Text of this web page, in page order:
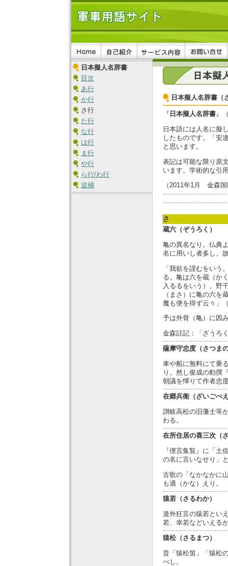
日本擬人名辞書
目次
あ行
か行
さ行
た行
な行
は行
ま行
や行
ら行/わ行
追補
日本擬人名辞書（
『 日本擬人名辞書』
日本語には人名に擬
したものです。「安
と思います。
表記は可能な限り原
います。学術的な引
（2011年1月 金森
さ
蔵六（ぞうろく）
亀の異名なり。仏典
名に用いし者多し、
「我欲を謹むをいう
る。亀は六を蔵（か
入るるをいう）。野
（まさ）に亀の六を
魔も便を得ず云々」
予は外骨（亀）に因
金森註記：「ざうろ
薩摩守忠度（さつま
車や船に無料にて乗
り。然し俊成の勅撰
朝議を憚りて作者忠
在郷兵衛（ざいごべ
讃岐高松の旧藩士等
わる。
在所住居の喜三次（
『俚言集覧』に「土
の名に言いなせり」
古歌の「なかなかに
も適（かな）えり。
猿若（さるわか）
道外狂言の猿若とい
若、幸若などいえる
猿松（さるまつ）
昔「猿松笛」「猿松
べし。